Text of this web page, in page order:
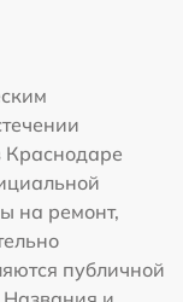
Краснодаре
на ремонт,
публичной